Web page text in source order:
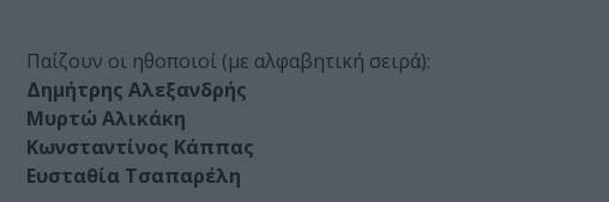
Παίζουν οι ηθοποιοί (με αλφαβητική σειρά):
Δημήτρης Αλεξανδρής
Μυρτώ Αλικάκη
Κωνσταντίνος Κάππας
Ευσταθία Τσαπαρέλη